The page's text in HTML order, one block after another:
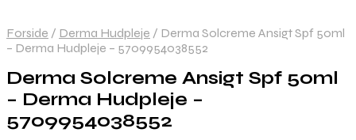
Forside / Derma Hudpleje / Derma Solcreme Ansigt Spf 50ml
– Derma Hudpleje – 5709954038552
Derma Solcreme Ansigt Spf 50ml
– Derma Hudpleje –
5709954038552